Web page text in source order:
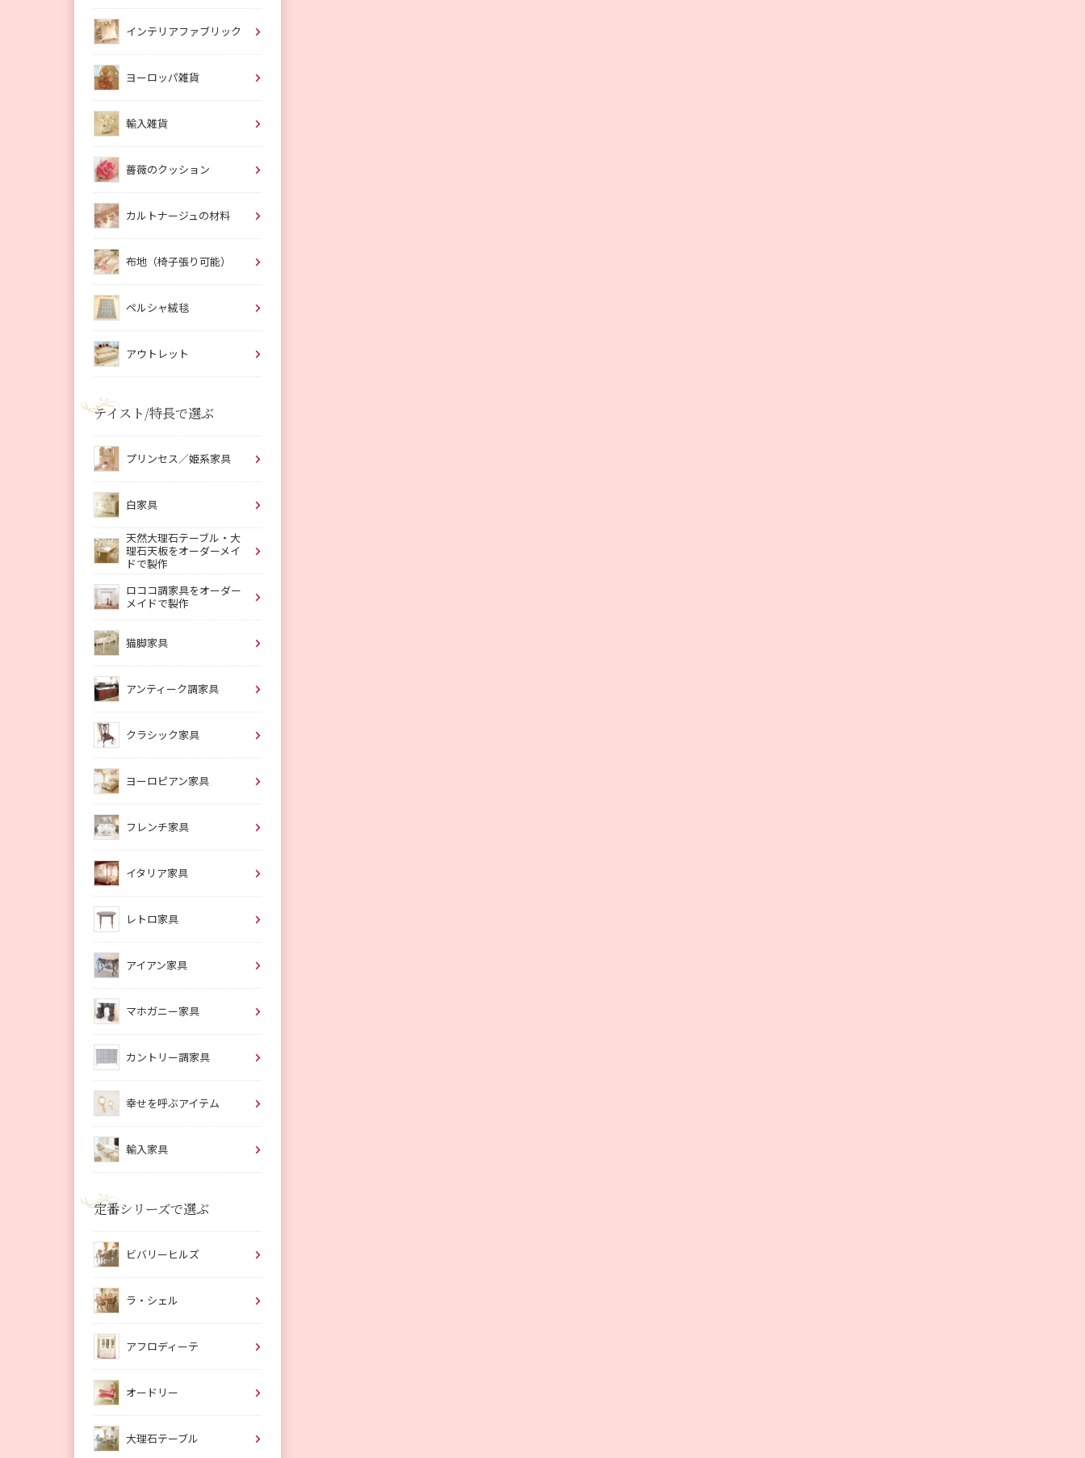
インテリアファブリック
ヨーロッパ雑貨
輸入雑貨
薔薇のクッション
カルトナージュの材料
布地（椅子張り可能）
ペルシャ絨毯
アウトレット
テイスト/特長で選ぶ
プリンセス／姫系家具
白家具
天然大理石テーブル・大
理石天板をオーダーメイ
ドで製作
ロココ調家具をオーダー
メイドで製作
猫脚家具
アンティーク調家具
クラシック家具
ヨーロピアン家具
フレンチ家具
イタリア家具
レトロ家具
アイアン家具
マホガニー家具
カントリー調家具
幸せを呼ぶアイテム
輸入家具
定番シリーズで選ぶ
ビバリーヒルズ
ラ・シェル
アフロディーテ
オードリー
大理石テーブル